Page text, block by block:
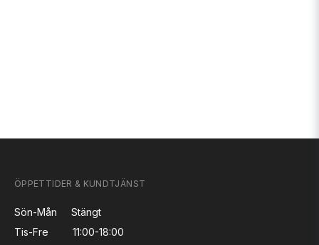
ÖPPETTIDER & KUNDTJÄNST
Sön-Mån
Stängt
Tis-Fre
11:00-18:00